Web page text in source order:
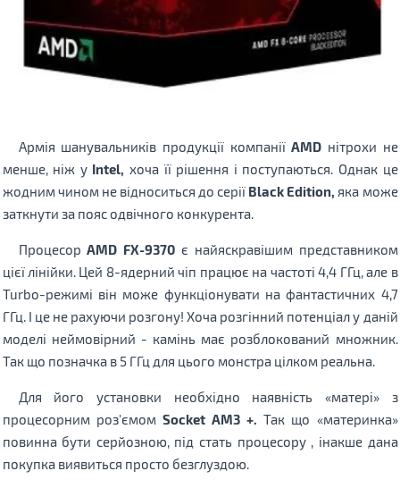
Армія шанувальників продукції компаніїAMD нітрохи не
менше, ніж у Intel, хоча її рішення і поступаються. Однак це
жодним чином не відноситься до серії Black Edition, яка може
заткнути за пояс одвічного конкурента.
Процесор AMD FX-9370 є найяскравішим представником
цієї лінійки. Цей 8-ядерний чіп працює на частоті 4,4 ГГц, але в
Turbo-режимі він може функціонувати на фантастичних 4,7
ГГц. І це не рахуючи розгону! Хоча розгінний потенціал у даній
моделі неймовірний - камінь має розблокований множник.
Так що позначка в 5 ГГц для цього монстра цілком реальна.
Для його установки необхідно наявність «матері» з
процесорним роз'ємом Socket AM3 +. Так що «материнка»
повинна бути серйозною, під стать процесору , інакше дана
покупка виявиться просто безглуздою.